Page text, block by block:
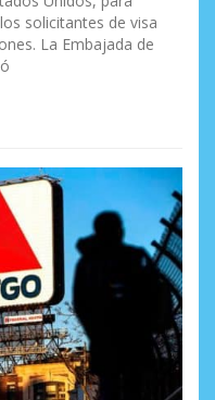
solicitantes de visa
La Embajada de